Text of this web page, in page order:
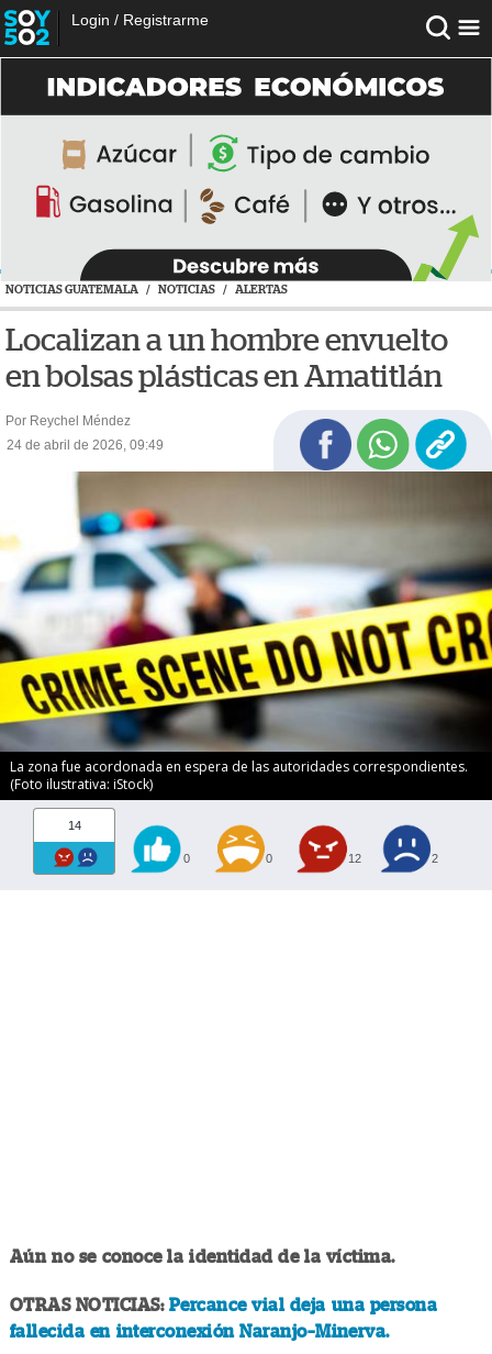
Login / Registrarme
NOTICIAS GUATEMALA / NOTICIAS / ALERTAS
Localizan a un hombre envuelto
en bolsas plásticas en Amatitlán
Por Reychel Méndez
24 de abril de 2026, 09:49
La zona fue acordonada en espera de las autoridades correspondientes.
(Foto ilustrativa: iStock)
14
0 0 12 2
Aún no se conoce la identidad de la víctima.
OTRAS NOTICIAS: Percance vial deja una persona
fallecida en interconexión Naranjo–Minerva.